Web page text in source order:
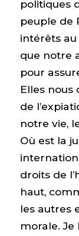
politiques
peuple de
intérêts
que notre
pour
Elles nous
de
notre vie,
Où est la
droits de
haut,
les autres
morale. Je